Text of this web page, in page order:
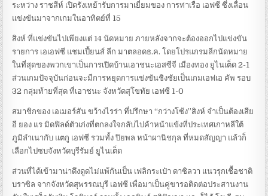
ระหว่าง ราชสีห์ เปิดรังเหย้ารับการมาเยี่ยมของ การท่าเรือ เอฟซี ซึ่งเลื่อน
แข่งขันมาจากเกมในอาทิตย์ที่ 15
สิงห์ ที่แข่งขันไปเพียงแต่ 14 นัดหมาย ภายหลังจากจะต้องออกไปแข่งขัน
รายการ เอเอฟซี แชมเปี้ยนส์ ลีก มาตลอดธ.ค. โดยโปรแกรมลีกนัดหมาย
ในที่สุดของพวกเขาเป็นการเปิดบ้านเอาชนะเอสซีจี เมืองทอง ยูไนเต็ด 2-1
ส่วนเกมปัจจุบันก่อนจะมีการหยุดการแข่งขันชิงชัยเป็นเกมเอฟเอ คัพ รอบ
32 กลุ่มท้ายที่สุด ที่เอาชนะ จังหวัดสุโขทัย เอฟซี 1-0
สมาชิกของ เอเมอร์สัน ขว้างไรร่า ที่ปรึกษา “กว่างโซ้ง”สิงห์ จำเป็นต้องเสีย
อี ยอง แร มิดฟิลด์ตัวเก่งที่ตกลงใจกลับไปค้าหน้าแข้งที่ประเทศเกาหลีใต้
ภูมิลำเนากับ แตกู เอฟซี รวมทั้ง ปิยพล หน้าผานิชกุล ที่หมดสัญญา แล้วก็
เลือกไปซบจังหวัดบุรีรัมย์ ยูไนเต็ด
ส่วนที่ได้เข้ามาน่าดึงดูดไม่แพ้กันเป็น เฟลิกระเป๋า ดาซิลวา แนวรุกเชื้อชาติ
บราซิล จากจังหวัดสุพรรณบุรี เอฟซี เพื่อมาเป็นคู่ขารอติดต่อประสานงาน